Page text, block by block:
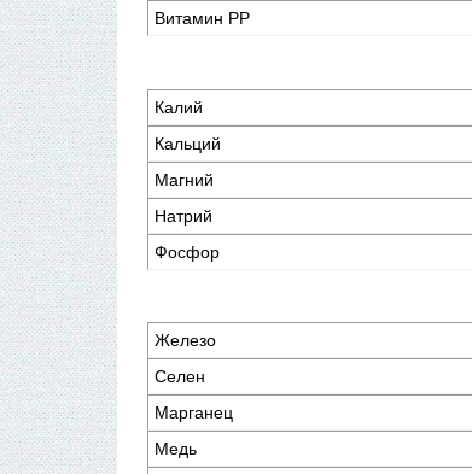
Витамин РР
Калий
Кальций
Магний
Натрий
Фосфор
Железо
Селен
Марганец
Медь